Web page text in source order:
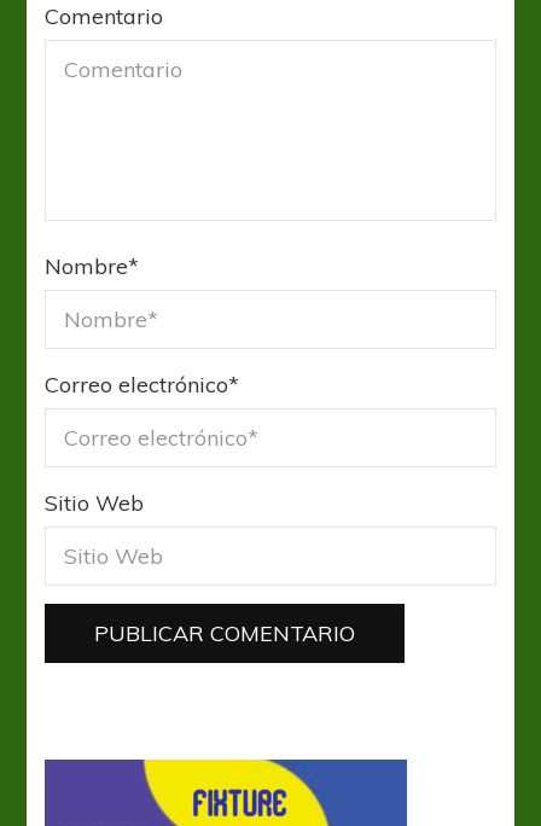
Comentario
Nombre*
Correo electrónico*
Sitio Web